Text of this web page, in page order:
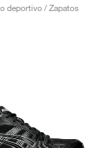
deportivo / Zapatos